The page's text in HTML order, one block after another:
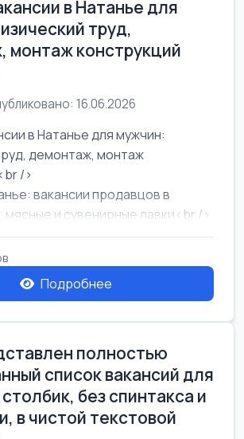
в Натанье для
труд,
монтаж конструкций
16.06.2026
в Натанье для мужчин:
демонтаж, монтаж
/>
вакансии продавцов в
мясные и сувенирные лавки<br />
на сборку м...
Подробнее
полностью
список вакансий для
без спинтакса и
в чистой текстовой